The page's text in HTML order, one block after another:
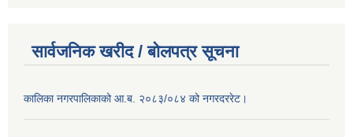
सार्वजनिक खरीद / बाेलपत्र सूचना
कालिका नगरपालिकाको आ.ब. २०८३/०८४ को नगरदररेट।